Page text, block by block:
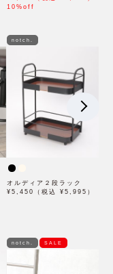
10%off
notch.
オルディア２段ラック
¥5,450（税込 ¥5,995）
notch. SALE